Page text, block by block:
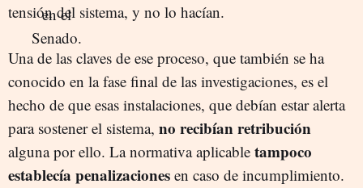
tensión del sistema, y no lo hacían.
Una de las claves de ese proceso, que también se ha
conocido en la fase final de las investigaciones, es el
hecho de que esas instalaciones, que debían estar alerta
para sostener el sistema, no recibían retribución
alguna por ello. La normativa aplicable tampoco
establecía penalizaciones en caso de incumplimiento.